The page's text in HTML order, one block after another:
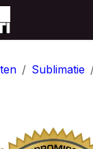
Sublimatie